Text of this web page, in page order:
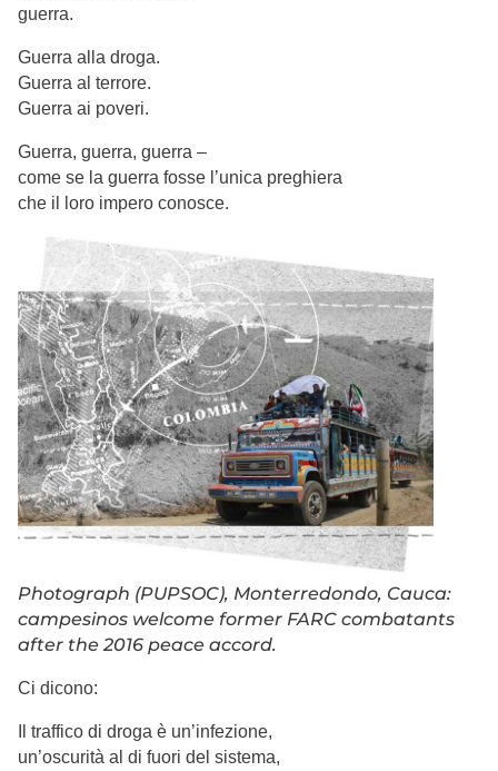
guerra.
Guerra alla droga.
Guerra al terrore.
Guerra ai poveri.
Guerra, guerra, guerra –
come se la guerra fosse l’unica preghiera
che il loro impero conosce.
Photograph (PUPSOC), Monterredondo, Cauca:
campesinos welcome former FARC combatants
after the 2016 peace accord.
Ci dicono:
Il traffico di droga è un’infezione,
un’oscurità al di fuori del sistema,